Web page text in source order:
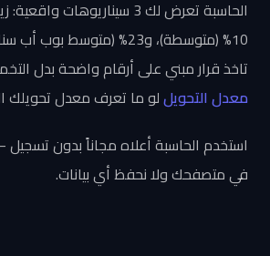
10% (متوسطة)، و23% (متوسط
تاخذ قرار مبني على أرقام واضحة بدل
معدل التحويللو ما تعرف معدل تحويلك
استخدم الحاسبة أعلاه مجاناً بدون
في متصفحك ولا نحفظ أي بيانات.